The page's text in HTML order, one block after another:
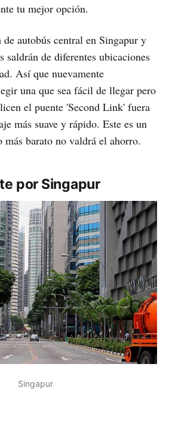
tu mejor opción.
autobús central en Singapur y
saldrán de diferentes ubicaciones
Así que nuevamente
una que sea fácil de llegar pero
el puente 'Second Link' fuera
más suave y rápido. Este es un
más barato no valdrá el ahorro.
por Singapur
Singapur